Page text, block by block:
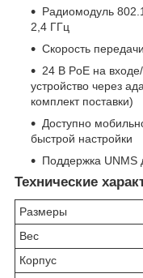
Радиомодуль
2,4 ГГц
Скорость
24 В PoE на
устройство через
комплект поставки)
Доступно
быстрой настройки
Поддержка UNMS
Технические
Размеры
Вес
Корпус